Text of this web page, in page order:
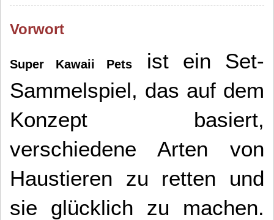
Vorwort
Super Kawaii Pets
ist ein Set-
Sammelspiel, das auf dem
Konzept basiert,
verschiedene Arten von
Haustieren zu retten und
sie glücklich zu machen.